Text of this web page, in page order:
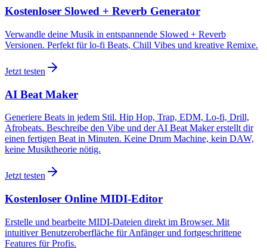
Kostenloser Slowed + Reverb Generator
Verwandle deine Musik in entspannende Slowed + Reverb
Versionen. Perfekt für lo-fi Beats, Chill Vibes und kreative Remixe.
Jetzt testen
AI Beat Maker
Generiere Beats in jedem Stil. Hip Hop, Trap, EDM, Lo-fi, Drill,
Afrobeats. Beschreibe den Vibe und der AI Beat Maker erstellt dir
einen fertigen Beat in Minuten. Keine Drum Machine, kein DAW,
keine Musiktheorie nötig.
Jetzt testen
Kostenloser Online MIDI-Editor
Erstelle und bearbeite MIDI-Dateien direkt im Browser. Mit
intuitiver Benutzeroberfläche für Anfänger und fortgeschrittene
Features für Profis.